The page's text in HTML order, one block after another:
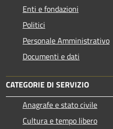
Enti e fondazioni
Politici
Personale Amministrativo
Documenti e dati
CATEGORIE DI SERVIZIO
Anagrafe e stato civile
Cultura e tempo libero